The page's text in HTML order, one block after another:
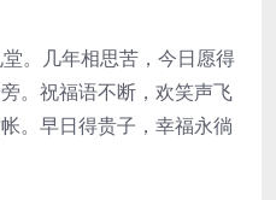
。几年相思苦，今日愿得
。祝福语不断，欢笑声飞
。早日得贵子，幸福永徜